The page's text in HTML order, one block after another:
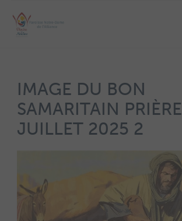
IMAGE DU BON
SAMARITAIN PRIÈRE
JUILLET 2025 2